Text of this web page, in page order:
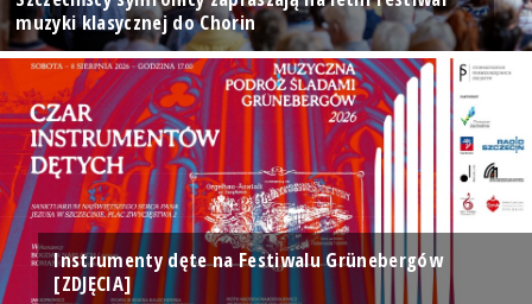
muzyki klasycznej do Chorin
Instrumenty dęte na Festiwalu Grünebergów
[ZDJĘCIA]